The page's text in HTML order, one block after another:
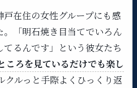
在住の女性グループにも感
「明石焼き目当てでいろん
るんです」という彼女たち
ころを見ているだけでも楽し
クルっと手際よくひっくり返